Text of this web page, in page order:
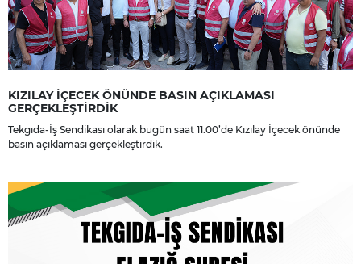
KIZILAY İÇECEK ÖNÜNDE BASIN AÇIKLAMASI
GERÇEKLEŞTİRDİK
Tekgıda-İş Sendikası olarak bugün saat 11.00’de Kızılay İçecek önünde
basın açıklaması gerçekleştirdik.